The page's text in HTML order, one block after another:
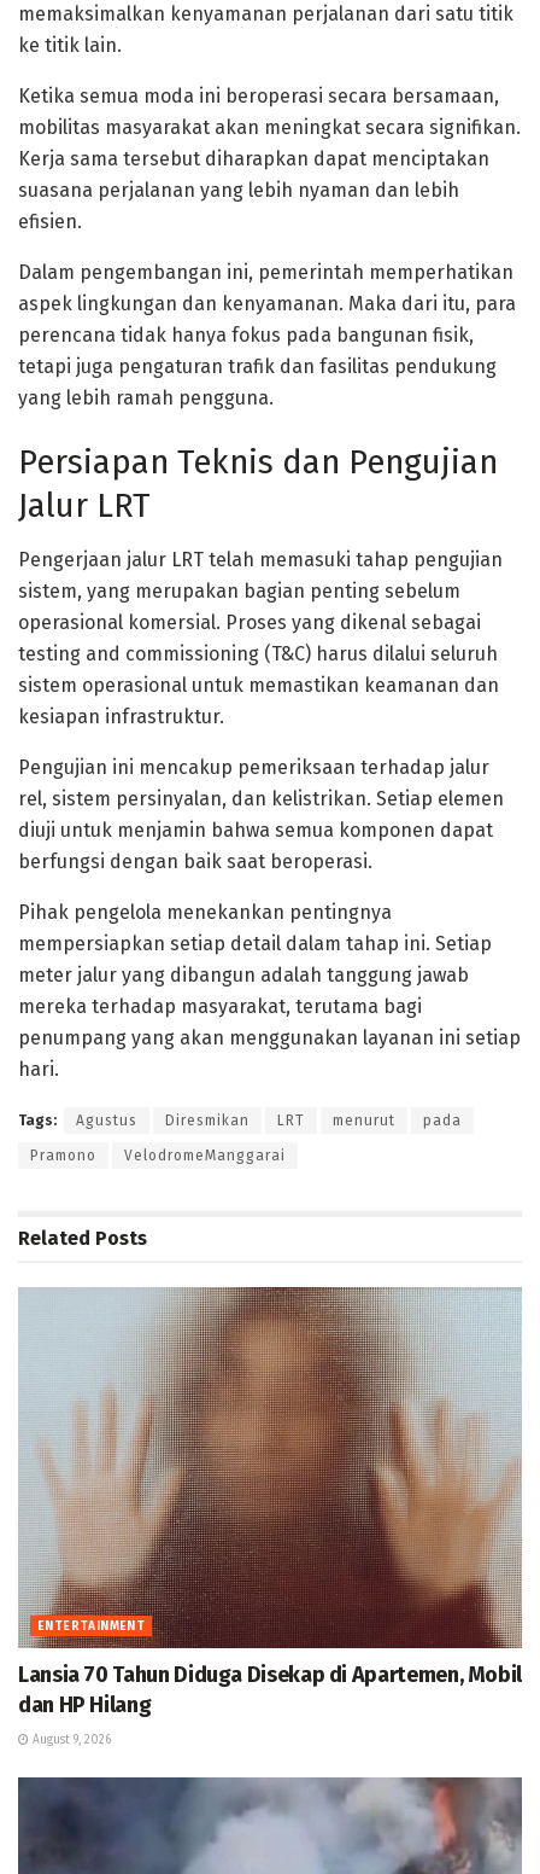
memaksimalkan kenyamanan perjalanan dari satu titik
ke titik lain.
Ketika semua moda ini beroperasi secara bersamaan,
mobilitas masyarakat akan meningkat secara signifikan.
Kerja sama tersebut diharapkan dapat menciptakan
suasana perjalanan yang lebih nyaman dan lebih
efisien.
Dalam pengembangan ini, pemerintah memperhatikan
aspek lingkungan dan kenyamanan. Maka dari itu, para
perencana tidak hanya fokus pada bangunan fisik,
tetapi juga pengaturan trafik dan fasilitas pendukung
yang lebih ramah pengguna.
Persiapan Teknis dan Pengujian
Jalur LRT
Pengerjaan jalur LRT telah memasuki tahap pengujian
sistem, yang merupakan bagian penting sebelum
operasional komersial. Proses yang dikenal sebagai
testing and commissioning (T&C) harus dilalui seluruh
sistem operasional untuk memastikan keamanan dan
kesiapan infrastruktur.
Pengujian ini mencakup pemeriksaan terhadap jalur
rel, sistem persinyalan, dan kelistrikan. Setiap elemen
diuji untuk menjamin bahwa semua komponen dapat
berfungsi dengan baik saat beroperasi.
Pihak pengelola menekankan pentingnya
mempersiapkan setiap detail dalam tahap ini. Setiap
meter jalur yang dibangun adalah tanggung jawab
mereka terhadap masyarakat, terutama bagi
penumpang yang akan menggunakan layanan ini setiap
hari.
Tags: Agustus Diresmikan LRT menurut pada
Pramono VelodromeManggarai
Related Posts
ENTERTAINMENT
Lansia 70 Tahun Diduga Disekap di Apartemen, Mobil
dan HP Hilang
August 9, 2026